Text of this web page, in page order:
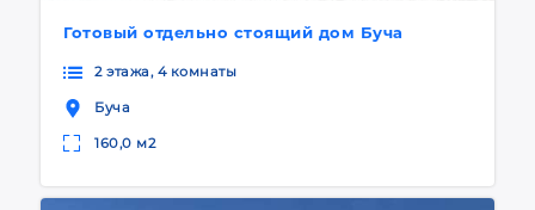
Готовый отдельно стоящий дом Буча
2 этажа, 4 комнаты
Буча
160,0 м2